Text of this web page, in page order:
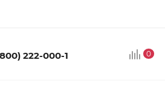
222-000-1 0